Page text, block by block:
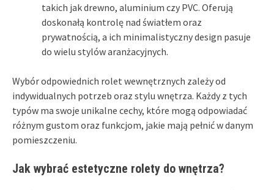
takich jak drewno, aluminium czy PVC. Oferują
doskonałą kontrolę nad światłem oraz
prywatnością, a ich minimalistyczny design pasuje
do wielu stylów aranżacyjnych.
Wybór odpowiednich rolet wewnętrznych zależy od
indywidualnych potrzeb oraz stylu wnętrza. Każdy z tych
typów ma swoje unikalne cechy, które mogą odpowiadać
różnym gustom oraz funkcjom, jakie mają pełnić w danym
pomieszczeniu.
Jak wybrać estetyczne rolety do wnętrza?